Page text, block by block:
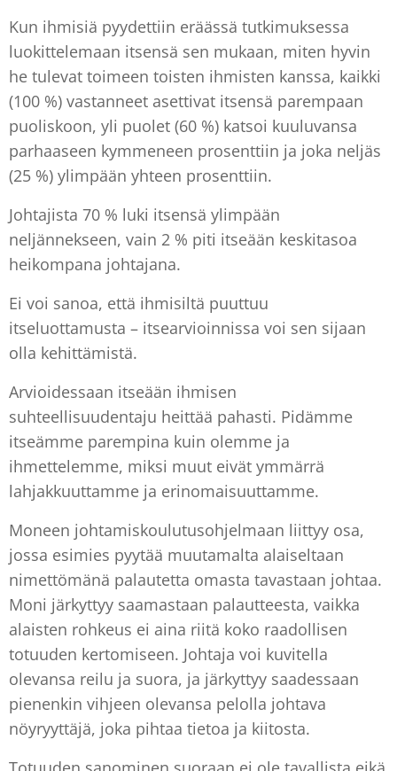
Kun ihmisiä pyydettiin eräässä tutkimuksessa
luokittelemaan itsensä sen mukaan, miten hyvin
he tulevat toimeen toisten ihmisten kanssa, kaikki
(100 %) vastanneet asettivat itsensä parempaan
puoliskoon, yli puolet (60 %) katsoi kuuluvansa
parhaaseen kymmeneen prosenttiin ja joka neljäs
(25 %) ylimpään yhteen prosenttiin.
Johtajista 70 % luki itsensä ylimpään
neljännekseen, vain 2 % piti itseään keskitasoa
heikompana johtajana.
Ei voi sanoa, että ihmisiltä puuttuu
itseluottamusta – itsearvioinnissa voi sen sijaan
olla kehittämistä.
Arvioidessaan itseään ihmisen
suhteellisuudentaju heittää pahasti. Pidämme
itseämme parempina kuin olemme ja
ihmettelemme, miksi muut eivät ymmärrä
lahjakkuuttamme ja erinomaisuuttamme.
Moneen johtamiskoulutusohjelmaan liittyy osa,
jossa esimies pyytää muutamalta alaiseltaan
nimettömänä palautetta omasta tavastaan johtaa.
Moni järkyttyy saamastaan palautteesta, vaikka
alaisten rohkeus ei aina riitä koko raadollisen
totuuden kertomiseen. Johtaja voi kuvitella
olevansa reilu ja suora, ja järkyttyy saadessaan
pienenkin vihjeen olevansa pelolla johtava
nöyryyttäjä, joka pihtaa tietoa ja kiitosta.